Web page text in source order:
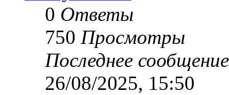
0 Ответы
750 Просмотры
Последнее
26/08/2025, 15:50